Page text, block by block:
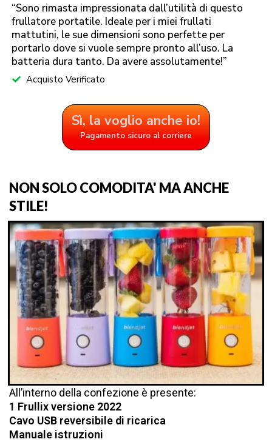
“Sono rimasta impressionata dall’utilità di questo
frullatore portatile. Ideale per i miei frullati
mattutini, le sue dimensioni sono perfette per
portarlo dove si vuole sempre pronto all’uso. La
batteria dura tanto. Da avere assolutamente!”
Acquisto Verificato
Sì, la voglio anche io!
Pagamento sicuro al corriere
NON SOLO COMODITA' MA ANCHE
STILE!
All’interno della confezione è presente:
1 Frullix versione 2022
Cavo USB reversibile di ricarica
Manuale istruzioni